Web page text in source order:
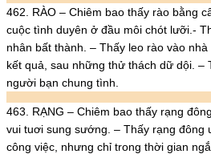
462. RÀO – Chiêm bao thấy rào bằng
cuộc tình duyên ở đầu môi chót lưỡi.-
nhân bất thành. – Thấy leo rào vào
kết quả, sau những thử thách dữ dội. –
người bạn chung tình.
463. RẠNG – Chiêm bao thấy rạng
vui tuơi sung sướng. – Thấy rạng đông
công việc, nhưng chỉ trong thời gian